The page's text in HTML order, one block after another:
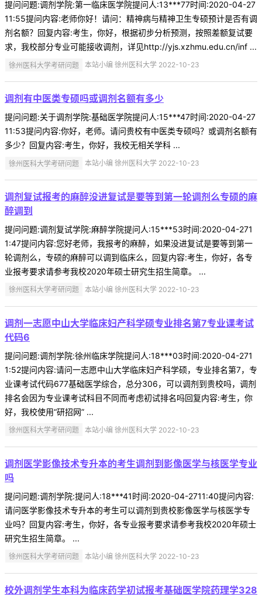
提问问题:调剂学院:第一临床医学院提问人:13***77时间:2020-04-27
11:55提问内容:老师你好！请问：精神病与精神卫生专硕预计是否有调
剂名额？回复内容:考生，你好，根据初步分析预测，按照差额复试要
求，我校部分专业可能接收调剂，详见http://yjs.xzhmu.edu.cn/inf ...
徐州医科大学考研问题 本站小编 徐州医科大学 2022-10-23
调剂有中医类专硕吗或调剂名额有多少
提问问题:关于调剂学院:基础医学院提问人:15***47时间:2020-04-27
11:53提问内容:你好，老师。请问贵校有中医类专硕吗？或调剂名额有
多少？回复内容:考生，你好，我校无相关学科 ...
徐州医科大学考研问题 本站小编 徐州医科大学 2022-10-23
调剂复试报考的麻醉没进复试是要等到第一轮调剂么专硕的麻
醉调到
提问问题:调剂复试学院:麻醉学院提问人:15***53时间:2020-04-271
1:47提问内容:您好老师，我报考的麻醉，如果没进复试是要等到第一
轮调剂么，专硕的麻醉可以调到临床么，回复内容:考生，你好，各专
业报考要求请参考我校2020年硕士研究生招生简章。 ...
徐州医科大学考研问题 本站小编 徐州医科大学 2022-10-23
调剂一志愿中山大学临床妇产科学硕专业排名第7专业课考试
代码6
提问问题:调剂学院:徐州临床学院提问人:18***03时间:2020-04-271
1:52提问内容:请问一志愿中山大学临床妇产科学硕，专业排名第7，专
业课考试代码677基础医学综合，总分306，可以调剂到贵校吗，调剂
排名会因为专业课考试科目不同而考虑初试排名吗回复内容:考生，你
好，我校使用“研招网” ...
徐州医科大学考研问题 本站小编 徐州医科大学 2022-10-23
调剂医学影像技术专升本的考生调剂到影像医学与核医学专业
吗
提问问题:调剂学院:提问人:18***41时间:2020-04-2711:40提问内容:
请问医学影像技术专升本的考生可以调剂到贵校影像医学与核医学专
业吗？回复内容:考生，你好，各专业报考要求请参考我校2020年硕士
研究生招生简章。 ...
徐州医科大学考研问题 本站小编 徐州医科大学 2022-10-23
校外调剂学生本科为临床药学初试报考基础医学院药理学328